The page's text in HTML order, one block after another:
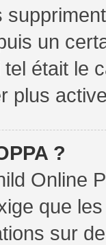
un
était le
plus
?
Online
que
sur